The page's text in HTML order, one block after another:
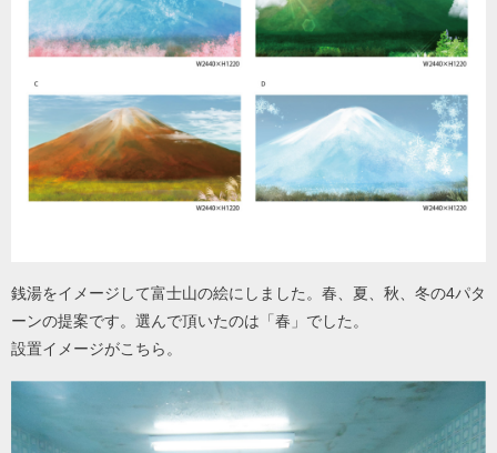
銭湯をイメージして富士山の絵にしました。春、夏、秋、冬の4パタ
ーンの提案です。選んで頂いたのは「春」でした。
設置イメージがこちら。